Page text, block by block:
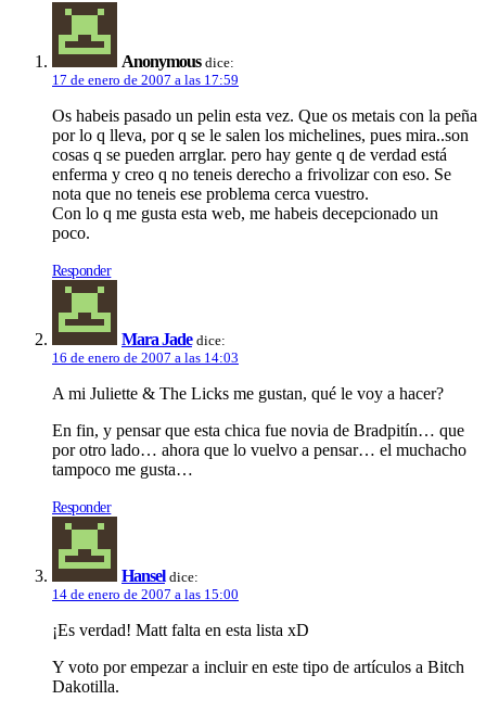
Anonymous dice:
17 de enero de 2007 a las 17:59
Os habeis pasado un pelin esta vez. Que os metais con la peña
por lo q lleva, por q se le salen los michelines, pues mira..son
cosas q se pueden arrglar. pero hay gente q de verdad está
enferma y creo q no teneis derecho a frivolizar con eso. Se
nota que no teneis ese problema cerca vuestro.
Con lo q me gusta esta web, me habeis decepcionado un
poco.
Responder
Mara Jade dice:
16 de enero de 2007 a las 14:03
A mi Juliette & The Licks me gustan, qué le voy a hacer?
En fin, y pensar que esta chica fue novia de Bradpití­n… que
por otro lado… ahora que lo vuelvo a pensar… el muchacho
tampoco me gusta…
Responder
Hansel dice:
14 de enero de 2007 a las 15:00
¡Es verdad! Matt falta en esta lista xD
Y voto por empezar a incluir en este tipo de artí­culos a Bitch
Dakotilla.